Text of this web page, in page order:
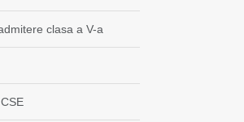
clasa a V-a